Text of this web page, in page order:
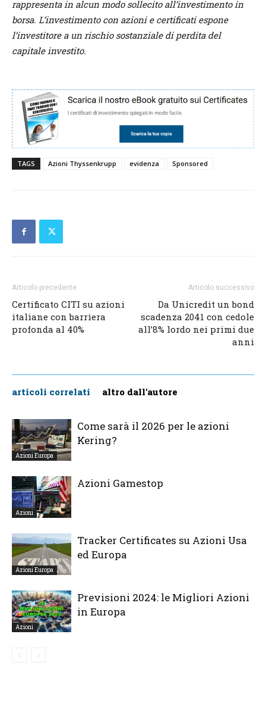
rappresenta in alcun modo sollecito all’investimento in
borsa. L’investimento con azioni e certificati espone
l’investitore a un rischio sostanziale di perdita del
capitale investito.
TAGS Azioni Thyssenkrupp evidenza Sponsored
Articolo precedente
Certificato CITI su azioni
italiane con barriera
profonda al 40%
Articolo successivo
Da Unicredit un bond
scadenza 2041 con cedole
all’8% lordo nei primi due
anni
articoli correlati altro dall'autore
Azioni Europa
Come sarà il 2026 per le azioni
Kering?
Azioni
Azioni Gamestop
Azioni Europa
Tracker Certificates su Azioni Usa
ed Europa
Azioni
Previsioni 2024: le Migliori Azioni
in Europa